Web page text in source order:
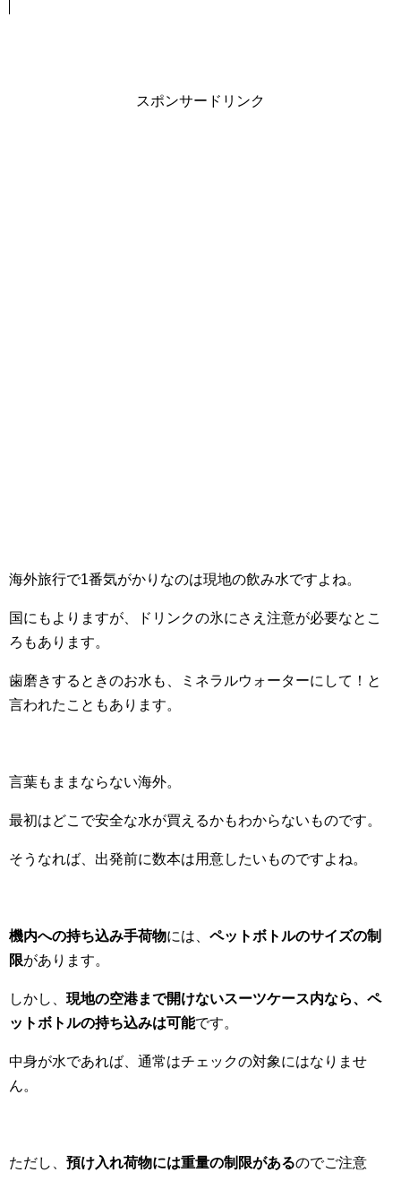
スポンサードリンク
海外旅行で1番気がかりなのは現地の飲み水ですよね。
国にもよりますが、ドリンクの氷にさえ注意が必要なとこ
ろもあります。
歯磨きするときのお水も、ミネラルウォーターにして！と
言われたこともあります。
言葉もままならない海外。
最初はどこで安全な水が買えるかもわからないものです。
そうなれば、出発前に数本は用意したいものですよね。
機内への持ち込み手荷物には、 ペットボトルのサイズの制
限があります。
しかし、 現地の空港まで開けないスーツケース内なら、ペ
ットボトルの持ち込みは可能です。
中身が水であれば、通常はチェックの対象にはなりませ
ん。
ただし、 預け入れ荷物には重量の制限があるのでご注意